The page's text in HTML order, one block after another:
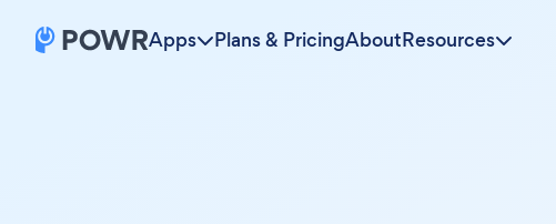
Apps Plans & PricingAboutResources